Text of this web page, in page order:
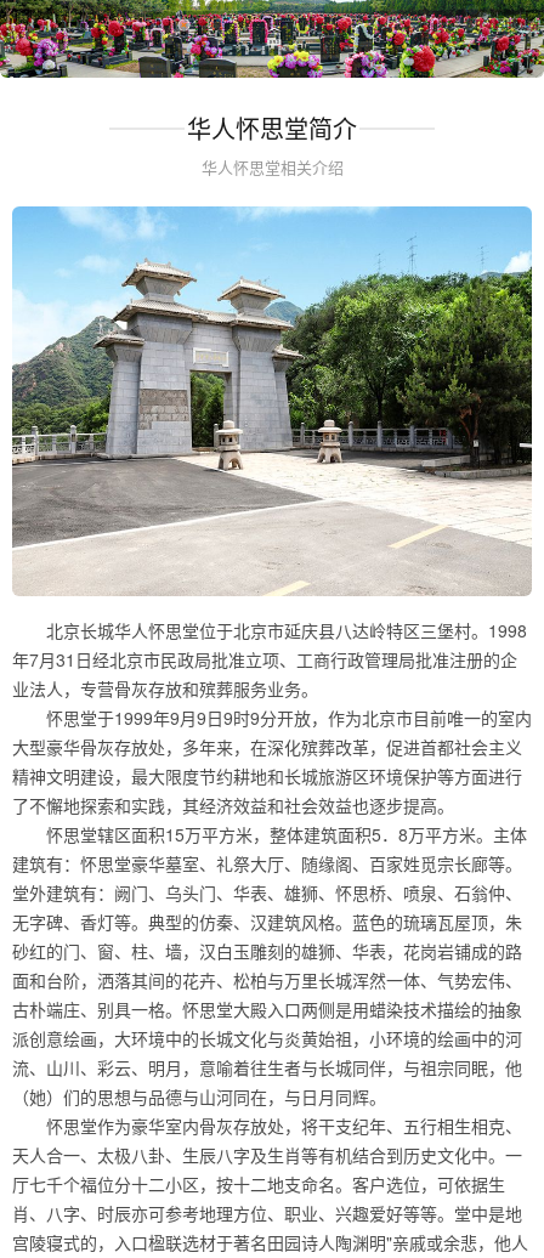
华人怀思堂简介
华人怀思堂相关介绍
北京长城华人怀思堂位于北京市延庆县八达岭特区三堡村。1998
年7月31日经北京市民政局批准立项、工商行政管理局批准注册的企
业法人，专营骨灰存放和殡葬服务业务。
怀思堂于1999年9月9日9时9分开放，作为北京市目前唯一的室内
大型豪华骨灰存放处，多年来，在深化殡葬改革，促进首都社会主义
精神文明建设，最大限度节约耕地和长城旅游区环境保护等方面进行
了不懈地探索和实践，其经济效益和社会效益也逐步提高。
怀思堂辖区面积15万平方米，整体建筑面积5．8万平方米。主体
建筑有：怀思堂豪华墓室、礼祭大厅、随缘阁、百家姓觅宗长廊等。
堂外建筑有：阙门、乌头门、华表、雄狮、怀思桥、喷泉、石翁仲、
无字碑、香灯等。典型的仿秦、汉建筑风格。蓝色的琉璃瓦屋顶，朱
砂红的门、窗、柱、墙，汉白玉雕刻的雄狮、华表，花岗岩铺成的路
面和台阶，洒落其间的花卉、松柏与万里长城浑然一体、气势宏伟、
古朴端庄、别具一格。怀思堂大殿入口两侧是用蜡染技术描绘的抽象
派创意绘画，大环境中的长城文化与炎黄始祖，小环境的绘画中的河
流、山川、彩云、明月，意喻着往生者与长城同伴，与祖宗同眠，他
（她）们的思想与品德与山河同在，与日月同辉。
怀思堂作为豪华室内骨灰存放处，将干支纪年、五行相生相克、
天人合一、太极八卦、生辰八字及生肖等有机结合到历史文化中。一
厅七千个福位分十二小区，按十二地支命名。客户选位，可依据生
肖、八字、时辰亦可参考地理方位、职业、兴趣爱好等等。堂中是地
宫陵寝式的，入口楹联选材于著名田园诗人陶渊明"亲戚或余悲，他人